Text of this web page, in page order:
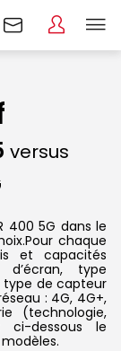
versus
400 5G dans le
chaque
et capacités
type
type de capteur
: 4G, 4G+,
(technologie,
ci-dessous le